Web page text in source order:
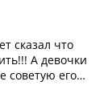
А девочки
советую его